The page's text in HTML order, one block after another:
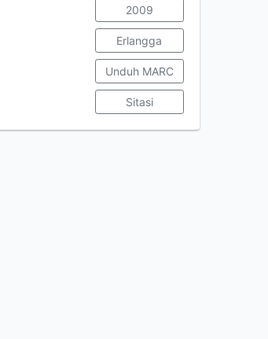
2009
Erlangga
Unduh MARC
Sitasi